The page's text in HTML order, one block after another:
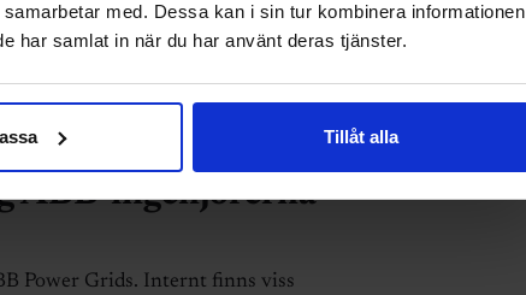
med. Dessa kan i sin tur kombinera informationen
har samlat in när du har använt deras tjänster.
Tillåt alla
ABB-ingenjörerna
Power Grids. Internt finns viss